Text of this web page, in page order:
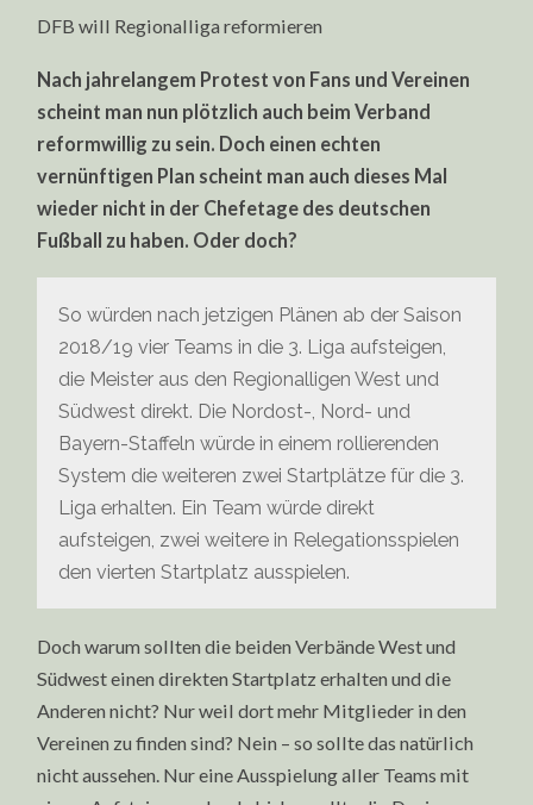
DFB will Regionalliga reformieren
Nach jahrelangem Protest von Fans und Vereinen
scheint man nun plötzlich auch beim Verband
reformwillig zu sein. Doch einen echten
vernünftigen Plan scheint man auch dieses Mal
wieder nicht in der Chefetage des deutschen
Fußball zu haben. Oder doch?
So würden nach jetzigen Plänen ab der Saison
2018/19 vier Teams in die 3. Liga aufsteigen,
die Meister aus den Regionalligen West und
Südwest direkt. Die Nordost-, Nord- und
Bayern-Staffeln würde in einem rollierenden
System die weiteren zwei Startplätze für die 3.
Liga erhalten. Ein Team würde direkt
aufsteigen, zwei weitere in Relegationsspielen
den vierten Startplatz ausspielen.
Doch warum sollten die beiden Verbände West und
Südwest einen direkten Startplatz erhalten und die
Anderen nicht? Nur weil dort mehr Mitglieder in den
Vereinen zu finden sind? Nein – so sollte das natürlich
nicht aussehen. Nur eine Ausspielung aller Teams mit